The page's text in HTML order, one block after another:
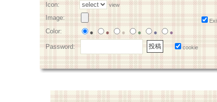
Icon: view
Image:
Color: ● ● ● ● ●
●
Password:
cookie